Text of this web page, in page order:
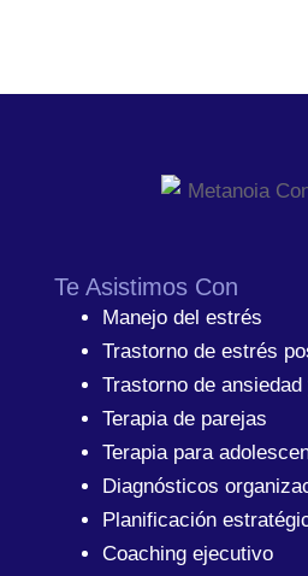
Te Asistimos Con
Manejo del estrés
Trastorno de estrés
Trastorno de
Terapia de parejas
Terapia para
Diagnósticos
Planificación
Coaching ejecutivo